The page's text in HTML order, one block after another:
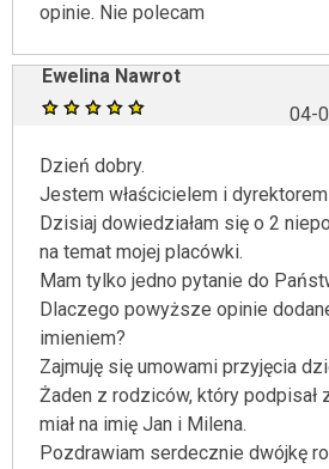
opinie. Nie polecam
Ewelina Nawrot
04-
Dzień dobry.
Jestem właścicielem i
Dzisiaj dowiedziałam się o 2
na temat mojej placówki.
Mam tylko jedno pytanie do
Dlaczego powyższe opinie
imieniem?
Zajmuję się umowami przyjęcia
Żaden z rodziców, który podpisał
miał na imię Jan i Milena.
Pozdrawiam serdecznie dwójkę